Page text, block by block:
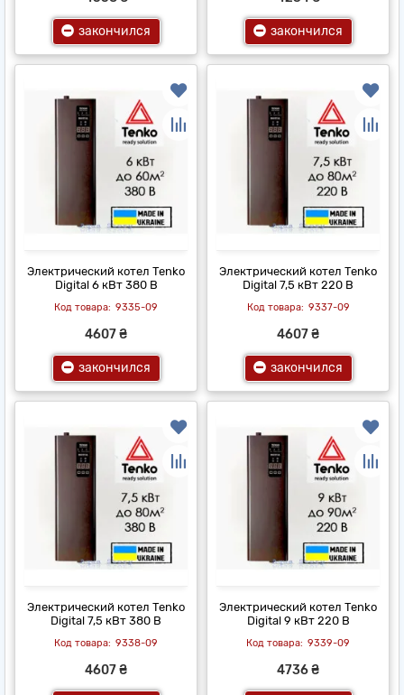
закончился закончился
Электрический котел Tenko
Digital 6 кВт 380 В
9335-09
4607 ₴
закончился
Электрический котел Tenko
Digital 7,5 кВт 220 В
9337-09
4607 ₴
закончился
Электрический котел Tenko
Digital 7,5 кВт 380 В
9338-09
4607 ₴
Электрический котел Tenko
Digital 9 кВт 220 В
9339-09
4736 ₴